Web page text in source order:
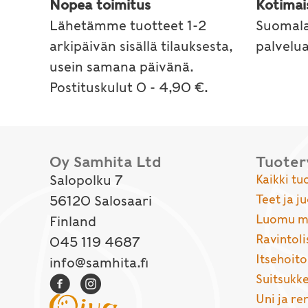
Nopea toimitus
Lähetämme tuotteet 1-2
arkipäivän sisällä tilauksesta,
usein samana päivänä.
Postituskulut 0 - 4,90 €.
Oy Samhita Ltd
Salopolku 7
56120 Salosaari
Finland
045 119 4687
info@samhita.fi
Kaikki
Teet ja
Luomu
Itsehoito
Uni ja